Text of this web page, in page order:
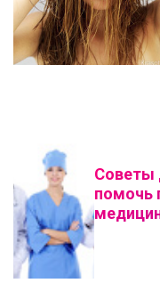
Советы
помочь